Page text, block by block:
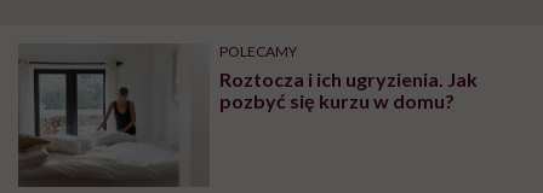
może chyba tylko
głupota i brak
wyobraźni"
pracy
POLECAMY
Roztocza i ich ugryzienia. Jak
pozbyć się kurzu w domu?